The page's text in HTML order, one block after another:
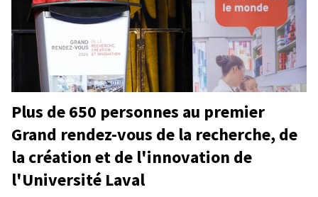
Plus de 650 personnes au premier
Grand rendez-vous de la recherche, de
la création et de l'innovation de
l'Université Laval